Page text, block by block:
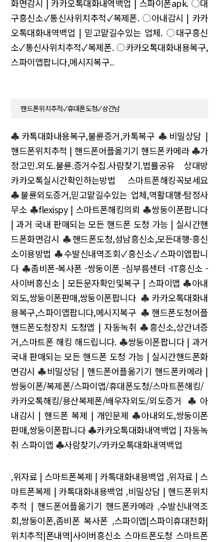
화면감시 | 카카오톡대화내역백업 | 스파이폰apk. ○대
구흥신소✓통신사위치추적✓복제폰. ○아내감시 | 카카
오톡대화내역백업 | 믿고맡길수있는 업체. ○대구흥신
소✓통신사위치추적✓복제폰. ○카카오톡대화내용복구,
스파이앱팝니다,메시지복구..
핸드폰위치추적✓휴대폰도청✓상간남
♣ 카톡대화내용복구,불륜증거,카톡복구 ♣ 비밀상담 |
핸드폰위치추적 | 핸드폰어플옮기기 핸드폰카메라♣가
정고민.외도.불륜.증거수집.사람찾기.법률공유 상대방
카카오톡실시간확인하는방법 스마트폰해킹꼭보세요
♣불륜외도증거,믿고맡길수있는 업체,역활대행-탐정사
무소 ♣flexispy | 스마트폰해킹의뢰 ♣쌍둥이폰팝니다
| 과거 국내 판매되는 모든 핸드폰 도청 가능 | 실시간핸
드폰화면감시 ♣핸드폰도청,성남흥신소,모든대행-흥신
소이용방법 ♣수발신내역조회✓흥신소✓스파이앱팝니
다♣좀비폰-복사폰 -쌍둥이폰 -심부름센터 -IT흥신소 -
사이버흥신소 | 모든문자확인및복구 | 스파이앱 ♣아내
외도,쌍둥이폰판매,쌍둥이폰팝니다♣ 카카오톡대화내
용복구,스파이앱팝니다,메시지복구 ♣핸드폰도청어플
핸드폰도청장치 도청앱 | 자동녹취 ♣흥신소,상간녀증
거,스마트폰 해킹 해드립니다. ♣쌍둥이폰팝니다 | 과거
국내 판매되는 모든 핸드폰 도청 가능 | 실시간핸드폰화
면감시 ♣비밀상담 | 핸드폰어플옮기기 핸드폰카메라 |
쌍둥이폰/복제폰/스파이앱/휴대폰도청/스마트폰해킹/
카카오톡해킹/용산복제폰/배우자외도/외도증거 ♣ 아
내감시 | 핸드폰 복제 | 개인문제 ♣아내외도,쌍둥이폰
판매,쌍둥이폰팝니다♣카카오톡대화내역백업 | 자동녹
취 스파이앱 ♣사람찾기✓카카오톡대화내역백업
,위자료 | 스마트폰복제 | 카톡대화내용백업 ,위자료 | 스
마트폰복제 | 카톡대화내용백업 ,비밀상담 | 핸드폰위치
추적 | 핸드폰어플옮기기 핸드폰카메라,수발신내역조
회,쌍둥이폰,좀비폰 복사폰 ,스파이앱|스파이휴대전화|
위치추적|폰내역|사이버흥신소 스마트폰도청 스마트폰